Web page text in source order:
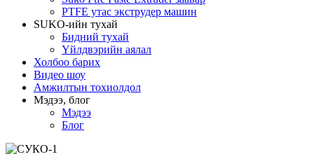
PTFE утас экструдер машин
SUKO-ийн тухай
Бидний тухай
Үйлдвэрийн аялал
Холбоо барих
Видео шоу
Амжилтын тохиолдол
Мэдээ, блог
Мэдээ
Блог